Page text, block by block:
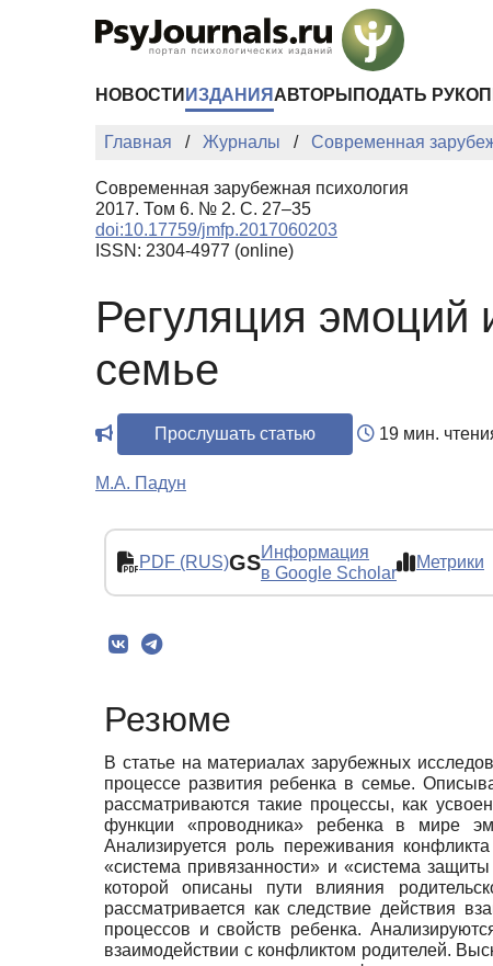
НОВОСТИ ИЗДАНИЯ АВТОРЫ ПОДАТЬ
Главная Журналы Современная
Современная зарубежная психология
2017. Том 6. № 2. С. 27–35
doi:10.17759/jmfp.2017060203
ISSN: 2304-4977 (online)
Регуляция эмоций
семье
Прослушать статью 19 мин.
М.А. Падун
PDF (RUS)GSИнформация
в Google Scholar
Метрики
Резюме
В статье на материалах зарубежных
процессе развития ребенка в семье.
рассматриваются такие процессы, как
функции «проводника» ребенка в мире
Анализируется роль переживания
«система привязанности» и «система
которой описаны пути влияния
рассматривается как следствие действия
процессов и свойств ребенка.
взаимодействии с конфликтом родителей.